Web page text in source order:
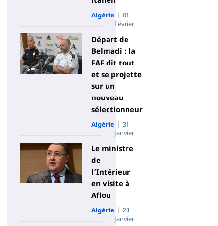
Algérie
01
Février
Départ de
Belmadi : la
FAF dit tout
et se projette
sur un
nouveau
sélectionneur
Algérie
31
Janvier
Le ministre
de
l’Intérieur
en visite à
Aflou
Algérie
28
Janvier